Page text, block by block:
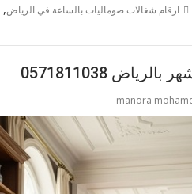
ارقام شغالات صوماليات بالساعة في الرياض,
0571811038
manora